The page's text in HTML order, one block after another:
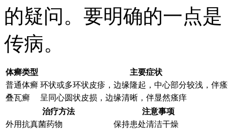
的疑问。要明确的一点
传病。
体癣类型
主要症状
普通体癣 环状或多环状皮疹，边缘隆起，中心部分较浅，伴
叠瓦癣
呈同心圆状皮损，边缘清晰，伴显然瘙痒
治疗方法
注意事项
外用抗真菌药物
保持患处清洁干燥